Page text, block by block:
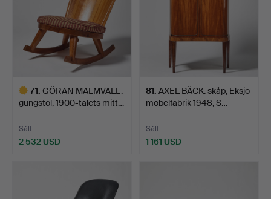
71. GÖRAN MALMVALL.
gungstol, 1900-talets mitt…
Sålt
2 532 USD
81. AXEL BÄCK. skåp, Eksjö
möbelfabrik 1948, S…
Sålt
1 161 USD